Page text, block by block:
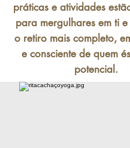
práticas e atividades
para mergulhares em ti e
o retiro mais completo,
e consciente de quem
potencial.